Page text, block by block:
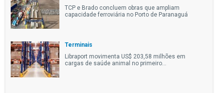
TCP e Brado concluem obras que ampliam
capacidade ferroviária no Porto de Paranaguá
Terminais
Libraport movimenta US$ 203,58 milhões em
cargas de saúde animal no primeiro...